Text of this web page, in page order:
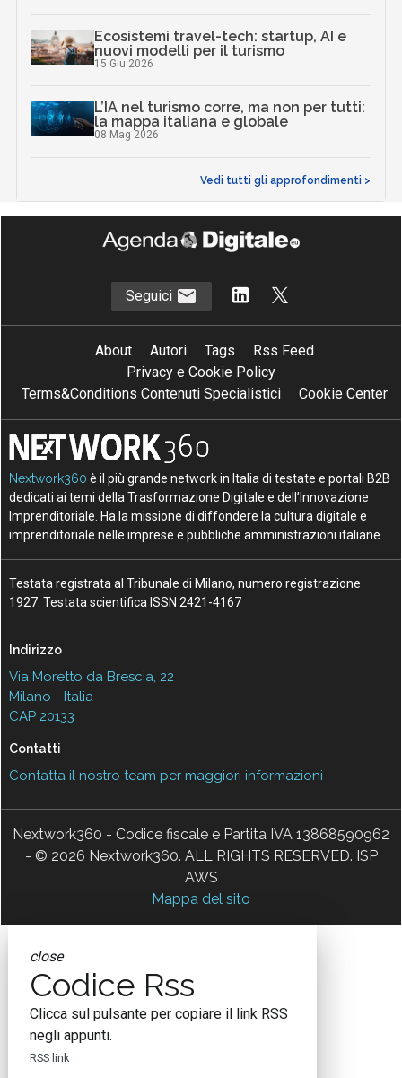
Ecosistemi travel-tech: startup, AI e
nuovi modelli per il turismo
15 Giu 2026
L’IA nel turismo corre, ma non per tutti:
la mappa italiana e globale
08 Mag 2026
Vedi tutti gli approfondimenti >
Seguici
About Autori Tags
Rss Feed
Privacy e Cookie Policy
Terms&Conditions Contenuti Specialistici
Cookie Center
Nextwork360 è il più grande network in Italia di testate e portali B2B
dedicati ai temi della Trasformazione Digitale e dell’Innovazione
Imprenditoriale. Ha la missione di diffondere la cultura digitale e
imprenditoriale nelle imprese e pubbliche amministrazioni italiane.
Testata registrata al Tribunale di Milano, numero registrazione
1927. Testata scientifica ISSN 2421-4167
Indirizzo
Via Moretto da Brescia, 22
Milano - Italia
CAP 20133
Contatti
Contatta il nostro team per maggiori informazioni
Nextwork360 - Codice fiscale e Partita IVA 13868590962
- © 2026 Nextwork360. ALL RIGHTS RESERVED. ISP
AWS
Mappa del sito
close
Codice Rss
Clicca sul pulsante per copiare il link RSS
negli appunti.
RSS link